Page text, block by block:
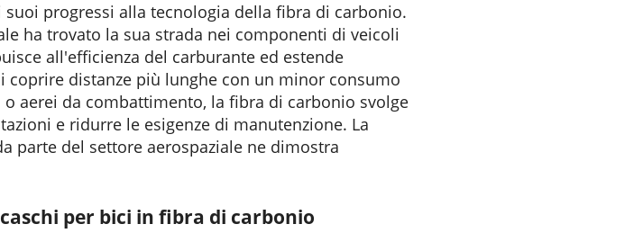
progressi alla tecnologia della fibra di carbonio.
ha trovato la sua strada nei componenti di veicoli
all'efficienza del carburante ed estende
distanze più lunghe con un minor consumo
aerei da combattimento, la fibra di carbonio svolge
e ridurre le esigenze di manutenzione. La
parte del settore aerospaziale ne dimostra
per bici in fibra di carbonio